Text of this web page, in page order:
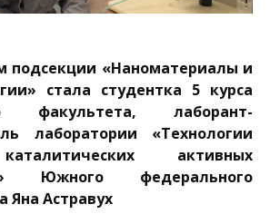
подсекции «Наноматериалы и
стала студентка 5 курса
факультета, лаборант-
лаборатории «Технологии
активных
Южного федерального
Яна Астравух